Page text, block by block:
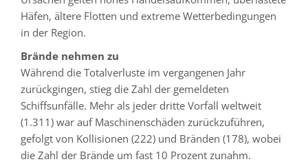
Häfen, ältere Flotten und extreme Wetterbedingungen
in der Region.
Brände nehmen zu
Während die Totalverluste im vergangenen Jahr
zurückgingen, stieg die Zahl der gemeldeten
Schiffsunfälle. Mehr als jeder dritte Vorfall weltweit
(1.311) war auf Maschinenschäden zurückzuführen,
gefolgt von Kollisionen (222) und Bränden (178), wobei
die Zahl der Brände um fast 10 Prozent zunahm.